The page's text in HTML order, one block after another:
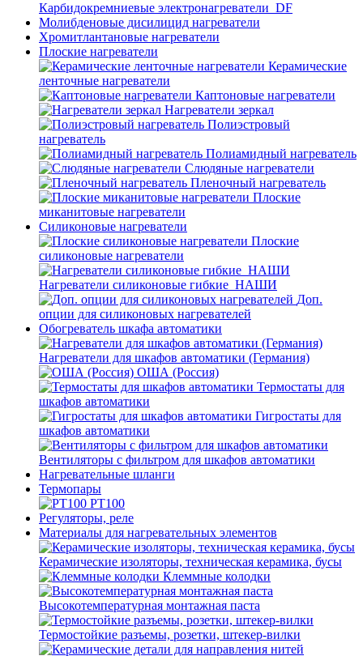
Карбидокремниевые электронагреватели_DF
Молибденовые дисилицид нагреватели
Хромитлантановые нагреватели
Плоские нагреватели
Керамические
ленточные нагреватели
Каптоновые нагреватели
Нагреватели зеркал
Полиэстровый
нагреватель
Полиамидный нагреватель
Слюдяные нагреватели
Пленочный нагреватель
Плоские
миканитовые нагреватели
Силиконовые нагреватели
Плоские
силиконовые нагреватели
Нагреватели силиконовые гибкие_НАШИ
Доп.
опции для силиконовых нагревателей
Обогреватель шкафа автоматики
Нагреватели для шкафов автоматики (Германия)
ОША (Россия)
Термостаты для
шкафов автоматики
Гигростаты для
шкафов автоматики
Вентиляторы с фильтром для шкафов автоматики
Нагревательные шланги
Термопары
PT100
Регуляторы, реле
Материалы для нагревательных элементов
Керамические изоляторы, техническая керамика, бусы
Клеммные колодки
Высокотемпературная монтажная паста
Термостойкие разъемы, розетки, штекер-вилки